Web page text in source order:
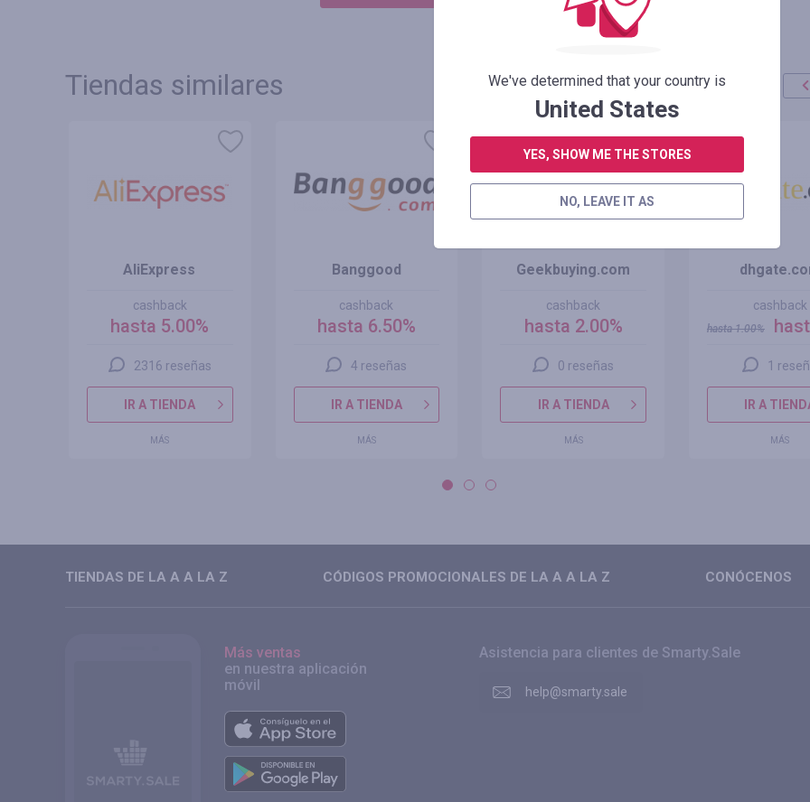
Tiendas similares
AliExpress
cashback
hasta 5.00%
2316 reseñas
IR A TIENDA
MÁS
Banggood
cashback
hasta 6.50%
4 reseñas
IR A TIENDA
MÁS
Geekbuying.com
cashback
hasta 2.00%
0 reseñas
IR A TIENDA
MÁS
oferta
+100%
cashback
hasta1.00%
1
IR A
MÁS
TIENDAS DE LA A A LA Z CÓDIGOS PROMOCIONALES DE LA A A LA Z CONÓCENOS
Más ventas
en nuestra aplicación
móvil
Asistencia para clientes de Smarty.Sale
help@smarty.sale
We've determined that your country is
United States
YES, SHOW ME THE STORES
NO, LEAVE IT AS